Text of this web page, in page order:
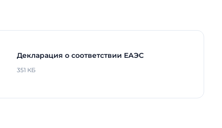
Декларация о соответствии ЕАЭС
351 КБ